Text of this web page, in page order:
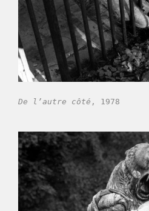
De l’autre côté , 1978